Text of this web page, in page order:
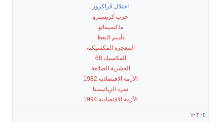
احتلال ڤراكروز
حرب كريسترو
ماكسيماتو
تأميم النفط
المعجزة المكسيكية
المكسيك 68
العشرية الضائعة
الأزمة الاقتصادية 1982
تمرد الزپاتيستا
الأزمة الاقتصادية 1994
v t e